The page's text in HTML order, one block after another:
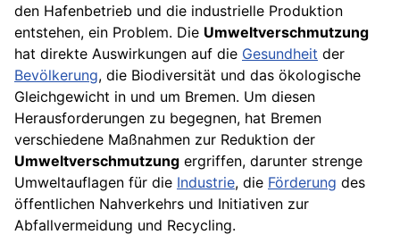
den Hafenbetrieb und die industrielle Produktion
entstehen, ein Problem. Die Umweltverschmutzung
hat direkte Auswirkungen auf die Gesundheit der
Bevölkerung, die Biodiversität und das ökologische
Gleichgewicht in und um Bremen. Um diesen
Herausforderungen zu begegnen, hat Bremen
verschiedene Maßnahmen zur Reduktion der
Umweltverschmutzung ergriffen, darunter strenge
Umweltauflagen für die Industrie, die Förderung des
öffentlichen Nahverkehrs und Initiativen zur
Abfallvermeidung und Recycling.